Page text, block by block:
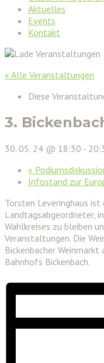
Aktuelles
Events
Kontakt
« Alle Veranstaltungen
Diese
3.
30. 05. 24 @ 18:30 -
«
Infostand zur
Torsten Leveringhaus ist
Landtagsabgeordneter,
Wahlkreises zu bleiben
Veranstaltungen. Die
Bickenbacher
Bahnhofs Bickenbach.